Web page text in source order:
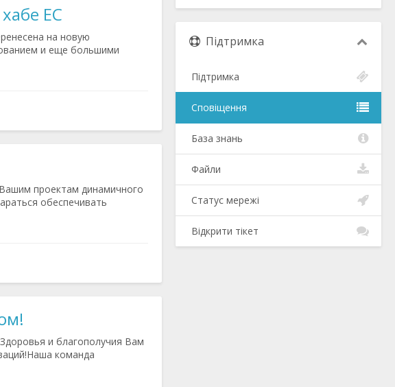
ЕС
на новую
и еще большими
проектам динамичного
обеспечивать
и благополучия Вам
команда
Підтримка
Підтримка
Сповіщення
База знань
Файли
Статус мережі
Відкрити тікет